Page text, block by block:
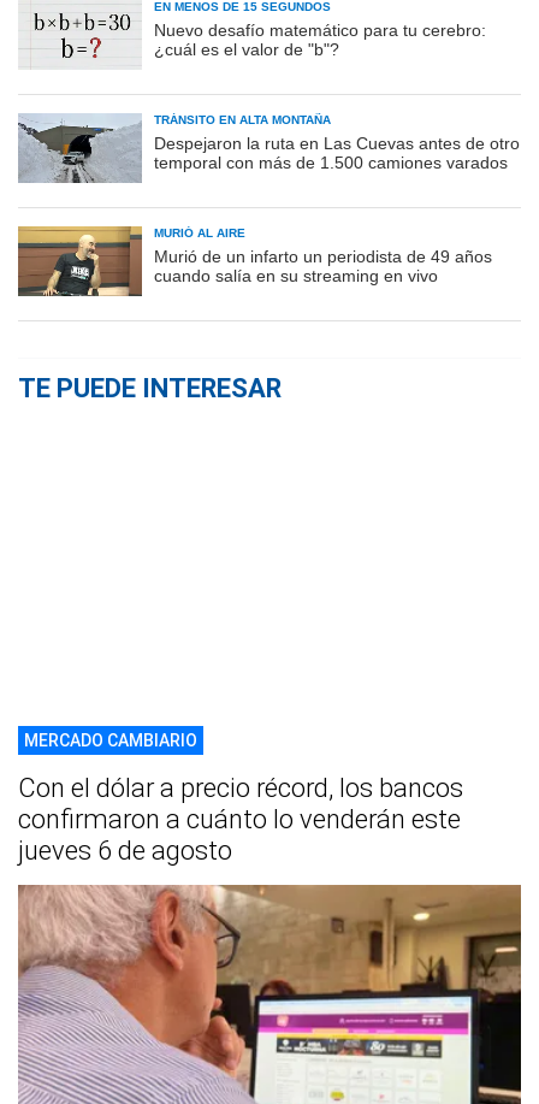
EN MENOS DE 15 SEGUNDOS
Nuevo desafío matemático para tu cerebro:
¿cuál es el valor de "b"?
TRÁNSITO EN ALTA MONTAÑA
Despejaron la ruta en Las Cuevas antes de otro
temporal con más de 1.500 camiones varados
MURIÓ AL AIRE
Murió de un infarto un periodista de 49 años
cuando salía en su streaming en vivo
TE PUEDE INTERESAR
MERCADO CAMBIARIO
Con el dólar a precio récord, los bancos
confirmaron a cuánto lo venderán este
jueves 6 de agosto